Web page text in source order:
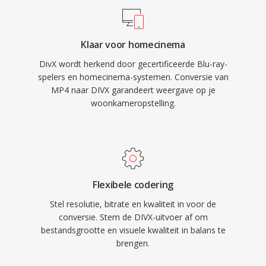
ondertiteling en alternatieve audiotracks, wat
dvd-achtige functionaliteit naar digitale
bestanden brengt. DivX-certificering werd één
veelvoorkomend label op
consumentenelektronica, met duizenden dvd-
spelers en andere apparaten die DivX-
variabele bitratecodering die meer data
toewijst aan complexe scenes en minder aan
statische, wat resulteert in consistente visuele
kwaliteit door de hele video.
Klaar voor homecinema
DivX wordt herkend door gecertificeerde Blu-ray-
spelers en homecinema-systemen. Conversie van
MP4 naar DIVX garandeert weergave op je
woonkameropstelling.
Flexibele codering
Stel resolutie, bitrate en kwaliteit in voor de
conversie. Stem de DIVX-uitvoer af om
bestandsgrootte en visuele kwaliteit in balans te
brengen.